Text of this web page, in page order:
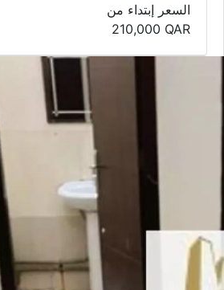
السعر إبتداء من
210,000 QAR